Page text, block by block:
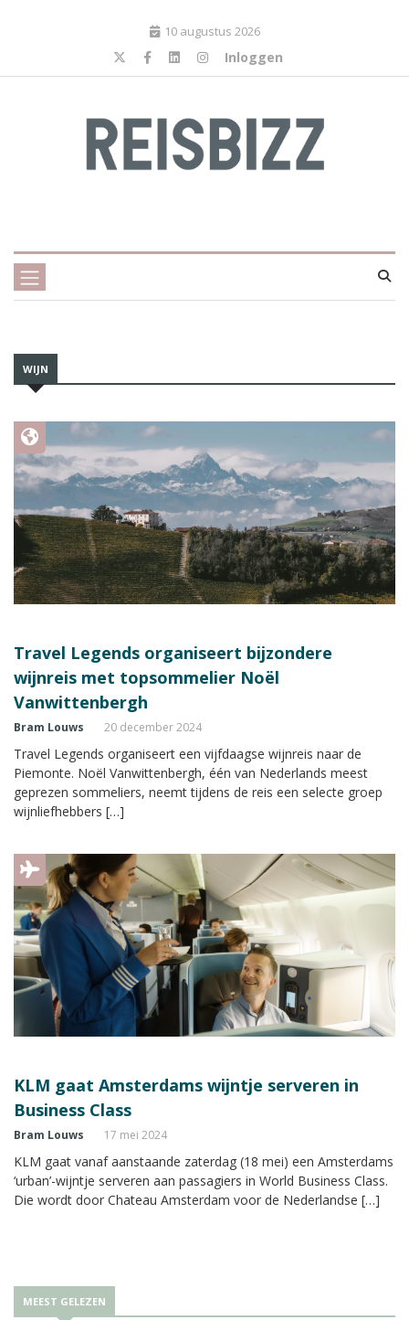
10 augustus 2026
Inloggen
WIJN
Travel Legends organiseert bijzondere
wijnreis met topsommelier Noël
Vanwittenbergh
Bram Louws 20 december 2024
Travel Legends organiseert een vijfdaagse wijnreis naar de
Piemonte. Noël Vanwittenbergh, één van Nederlands meest
geprezen sommeliers, neemt tijdens de reis een selecte groep
wijnliefhebbers […]
KLM gaat Amsterdams wijntje serveren in
Business Class
Bram Louws 17 mei 2024
KLM gaat vanaf aanstaande zaterdag (18 mei) een Amsterdams
‘urban’-wijntje serveren aan passagiers in World Business Class.
Die wordt door Chateau Amsterdam voor de Nederlandse […]
MEEST GELEZEN